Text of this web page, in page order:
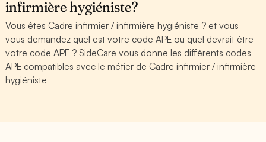
infirmière hygiéniste?
Vous êtes Cadre infirmier / infirmière hygiéniste ? et vous
vous demandez quel est votre code APE ou quel devrait être
votre code APE ? SideCare vous donne les différents codes
APE compatibles avec le métier de Cadre infirmier / infirmière
hygiéniste